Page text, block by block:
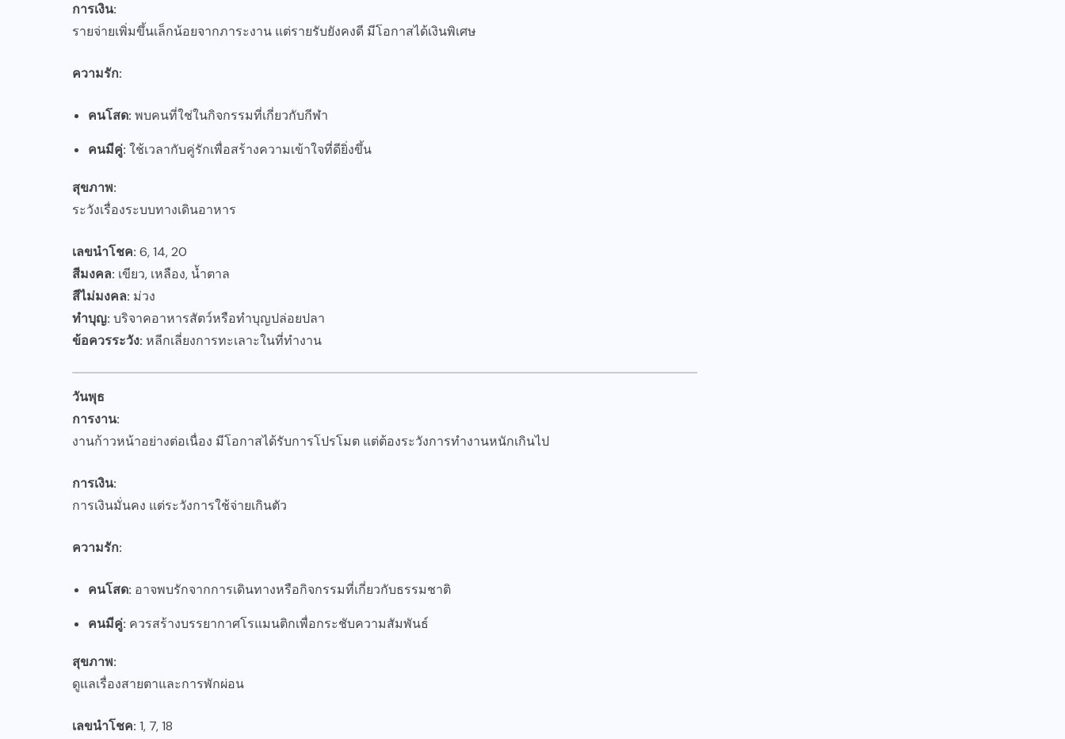
การเงิน:
รายจ่ายเพิ่มขึ้นเล็กน้อยจากภาระงาน แต่รายรับยังคงดี มีโอกาสได้เงินพิเศษ
ความรัก:
คนโสด: พบคนที่ใช่ในกิจกรรมที่เกี่ยวกับกีฬา
คนมีคู่: ใช้เวลากับคู่รักเพื่อสร้างความเข้าใจที่ดียิ่งขึ้น
สุขภาพ:
ระวังเรื่องระบบทางเดินอาหาร
เลขนำโชค: 6, 14, 20
สีมงคล: เขียว, เหลือง, น้ำตาล
สีไม่มงคล: ม่วง
ทำบุญ: บริจาคอาหารสัตว์หรือทำบุญปล่อยปลา
ข้อควรระวัง: หลีกเลี่ยงการทะเลาะในที่ทำงาน
วันพุธ
การงาน:
งานก้าวหน้าอย่างต่อเนื่อง มีโอกาสได้รับการโปรโมต แต่ต้องระวังการทำงานหนักเกินไป
การเงิน:
การเงินมั่นคง แต่ระวังการใช้จ่ายเกินตัว
ความรัก:
คนโสด: อาจพบรักจากการเดินทางหรือกิจกรรมที่เกี่ยวกับธรรมชาติ
คนมีคู่: ควรสร้างบรรยากาศโรแมนติกเพื่อกระชับความสัมพันธ์
สุขภาพ:
ดูแลเรื่องสายตาและการพักผ่อน
เลขนำโชค: 1, 7, 18